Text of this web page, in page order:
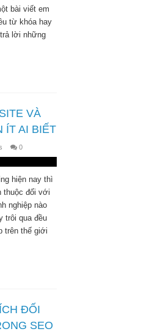
bài viết em
từ khóa hay
lời những
VÀ
ÍT AI BIẾT
0
hiện nay thì
thuộc đối với
nghiệp nào
trôi qua đều
trên thế giới
ĐỐI
SEO